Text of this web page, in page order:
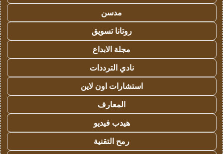
مدسن
روتانا تسويق
مجلة الابداع
نادي الترددات
استشارات اون لاين
المعارف
هيدب فيديو
رمح التقنية